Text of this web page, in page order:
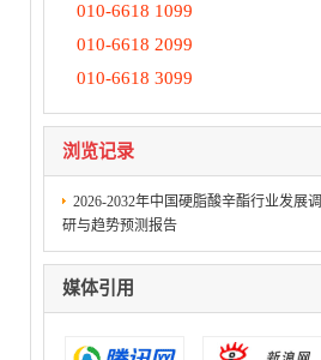
010-6618 1099
010-6618 2099
010-6618 3099
浏览记录
2026-2032年中国硬脂酸辛酯行业发展调
研与趋势预测报告
媒体引用